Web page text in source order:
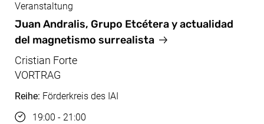
Jan, 30.01.2025
Juan Andralis, Grupo Etcétera y actualidad
del magnetismo surrealista
Veranstaltung
Cristian Forte
VORTRAG
Reihe: Förderkreis des IAI
Uhrzeit
19:00 - 21:00